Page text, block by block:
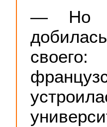
— Но